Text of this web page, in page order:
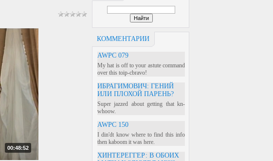
КОММЕНТАРИИ
AWPC 079
My hat is off to your astute command
over this toip-cbravo!
ИБРАГИМОВИЧ: ГЕНИЙ
ИЛИ ПЛОХОЙ ПАРЕНЬ?
Super jazzed about getting that kn-
whoow.
AWPC 150
I din'dt know where to find this info
then kaboom it was here.
ХИНТЕРЕГГЕР: В ОБОИХ
00:48:52